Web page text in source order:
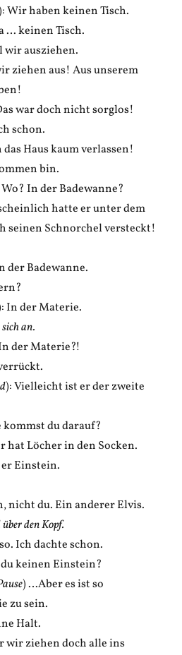
Wir haben keinen Tisch.
… keinen Tisch.
wir ausziehen.
ziehen aus! Aus unserem
war doch nicht sorglos!
schon.
Haus kaum verlassen!
bin.
Wo? In der Badewanne?
hatte er unter dem
seinen Schnorchel versteckt!
der Badewanne.
In der Materie.
an.
der Materie?!
): Vielleicht ist er der zweite
kommst du darauf?
hat Löcher in den Socken.
Einstein.
nicht du. Ein anderer Elvis.
den Kopf.
Ich dachte schon.
keinen Einstein?
) …Aber es ist so
zu sein.
Halt.
wir ziehen doch alle ins